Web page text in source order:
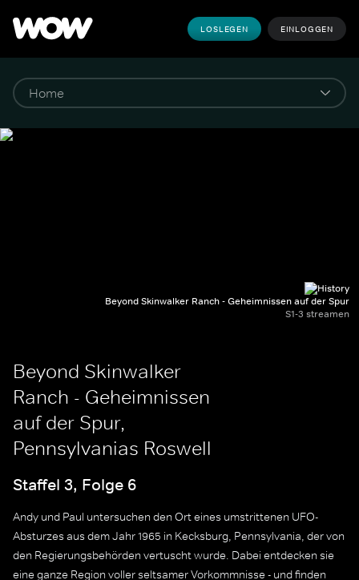
LOSLEGEN EINLOGGEN
Beyond Skinwalker Ranch - Geheimnissen auf der Spur
S1-3 streamen
Beyond Skinwalker
Ranch - Geheimnissen
auf der Spur,
Pennsylvanias Roswell
Staffel 3, Folge 6
Andy und Paul untersuchen den Ort eines umstrittenen UFO-
Absturzes aus dem Jahr 1965 in Kecksburg, Pennsylvania, der von
den Regierungsbehörden vertuscht wurde. Dabei entdecken sie
eine ganze Region voller seltsamer Vorkommnisse - und finden